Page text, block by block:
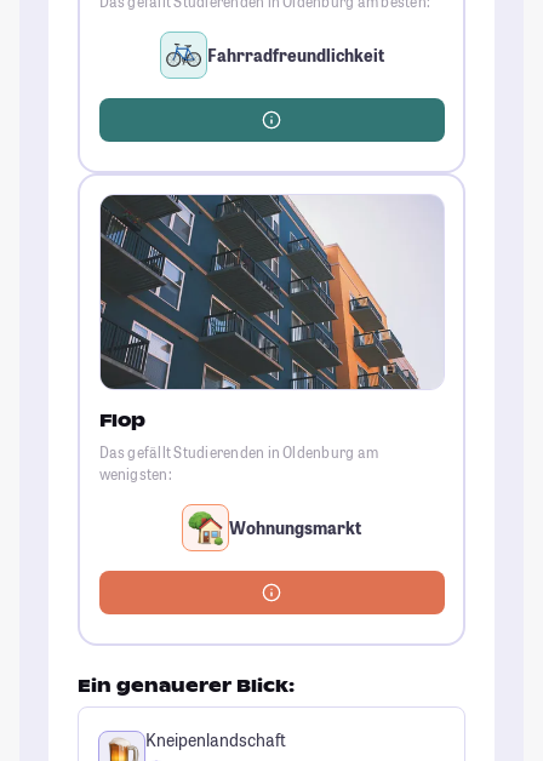
Fahrradfreundlichkeit
Flop
Das gefällt Studierenden in Oldenburg am
wenigsten:
Wohnungsmarkt
Ein genauerer Blick:
Kneipenlandschaft